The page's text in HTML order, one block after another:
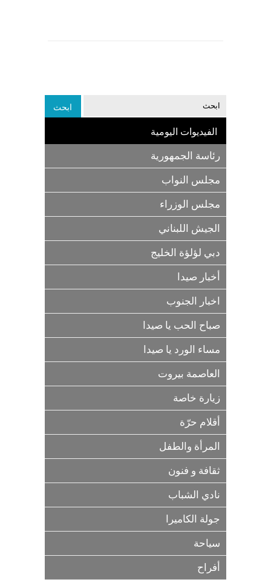
الفيديوات اليومية
رئاسة الجمهورية
مجلس النواب
مجلس الوزراء
الجيش اللبناني
دبي لؤلؤة الخليج
أخبار صيدا
اخبار الجنوب
صباح الحب يا صيدا
مساء الورد يا صيدا
العاصمة بيروت
زيارة خاصة
أقلام حرّة
المرأة والطفل
ثقافة و فنون
نادي الشباب
جولة الكاميرا
سياحة
أفراح